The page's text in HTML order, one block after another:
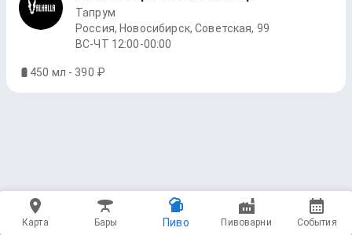
Тапрум
Россия, Новосибирск, Советская, 99
ВС-ЧТ 12:00-00:00
450 мл - 390 ₽
Карта Бары Пиво Пивоварни События